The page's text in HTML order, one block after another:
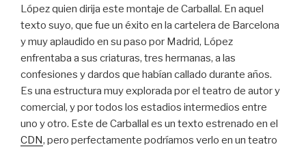
López quien dirija este montaje de Carballal. En aquel
texto suyo, que fue un éxito en la cartelera de Barcelona
y muy aplaudido en su paso por Madrid, López
enfrentaba a sus criaturas, tres hermanas, a las
confesiones y dardos que habían callado durante años.
Es una estructura muy explorada por el teatro de autor y
comercial, y por todos los estadios intermedios entre
uno y otro. Este de Carballal es un texto estrenado en el
CDN, pero perfectamente podríamos verlo en un teatro